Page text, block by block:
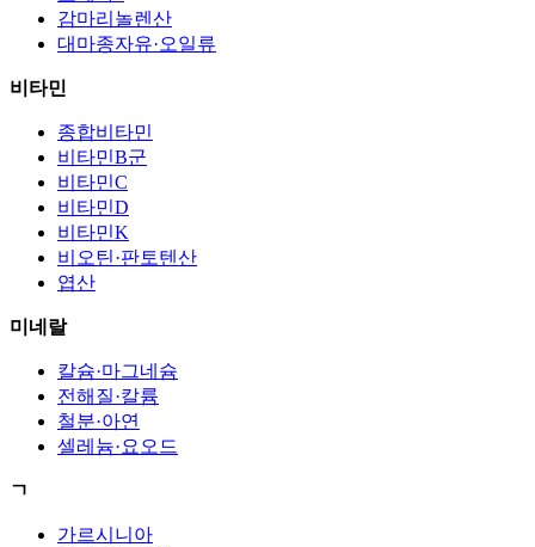
감마리놀렌산
대마종자유·오일류
비타민
종합비타민
비타민B군
비타민C
비타민D
비타민K
비오틴·판토텐산
엽산
미네랄
칼슘·마그네슘
전해질·칼륨
철분·아연
셀레늄·요오드
ㄱ
가르시니아